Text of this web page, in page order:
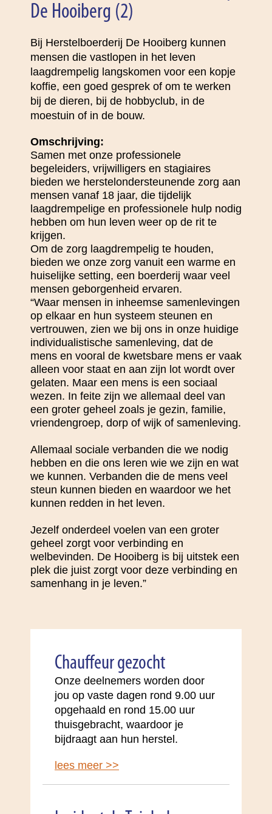
De Hooiberg (2)
Bij Herstelboerderij De Hooiberg kunnen
mensen die vastlopen in het leven
laagdrempelig langskomen voor een kopje
koffie, een goed gesprek of om te werken
bij de dieren, bij de hobbyclub, in de
moestuin of in de bouw.
Omschrijving:
Samen met onze professionele
begeleiders, vrijwilligers en stagiaires
bieden we herstelondersteunende zorg aan
mensen vanaf 18 jaar, die tijdelijk
laagdrempelige en professionele hulp nodig
hebben om hun leven weer op de rit te
krijgen.
Om de zorg laagdrempelig te houden,
bieden we onze zorg vanuit een warme en
huiselijke setting, een boerderij waar veel
mensen geborgenheid ervaren.
“Waar mensen in inheemse samenlevingen
op elkaar en hun systeem steunen en
vertrouwen, zien we bij ons in onze huidige
individualistische samenleving, dat de
mens en vooral de kwetsbare mens er vaak
alleen voor staat en aan zijn lot wordt over
gelaten. Maar een mens is een sociaal
wezen. In feite zijn we allemaal deel van
een groter geheel zoals je gezin, familie,
vriendengroep, dorp of wijk of samenleving.
Allemaal sociale verbanden die we nodig
hebben en die ons leren wie we zijn en wat
we kunnen. Verbanden die de mens veel
steun kunnen bieden en waardoor we het
kunnen redden in het leven.
Jezelf onderdeel voelen van een groter
geheel zorgt voor verbinding en
welbevinden. De Hooiberg is bij uitstek een
plek die juist zorgt voor deze verbinding en
samenhang in je leven.”
Chauffeur gezocht
Onze deelnemers worden door
jou op vaste dagen rond 9.00 uur
opgehaald en rond 15.00 uur
thuisgebracht, waardoor je
bijdraagt aan hun herstel.
lees meer >>